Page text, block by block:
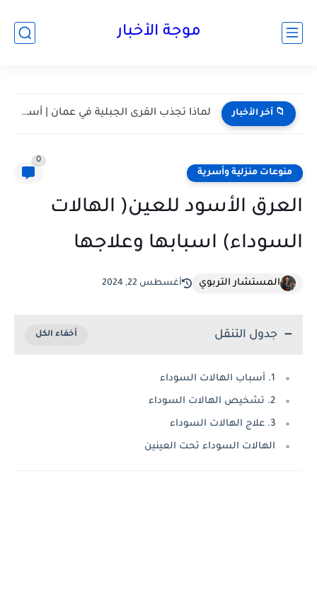
موجة الأخبار
📁 آخر الأخبار مسقط واحدة من أكثر المدن هدوءا في الخليج | أعرف...
منوعات منزلية وأسرية
0
العرق الأسود للعين( الهالات
السوداء) اسبابها وعلاجها
المستشار التربوي أغسطس 22, 2024
جدول التنقل
1. أسباب الهالات السوداء
2. تشخيص الهالات السوداء
3. علاج الهالات السوداء
الهالات السوداء تحت العينين